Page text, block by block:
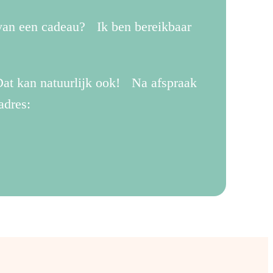
bubbelbad
bubblegum
een cadeau? Ik ben bereikbaar
kan natuurlijk ook! Na afspraak